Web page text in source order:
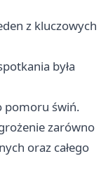
z kluczowych
była
pomoru świń.
zarówno
oraz całego